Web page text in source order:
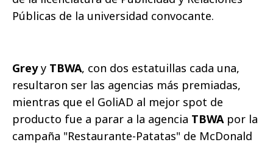
Públicas de la universidad convocante.
Greyy TBWA, con dos estatuillas cada una,
resultaron ser las agencias más premiadas,
mientras que el GoliAD al mejor spot de
producto fue a parar a la agencia TBWApor la
campaña "Restaurante-Patatas" de McDonald